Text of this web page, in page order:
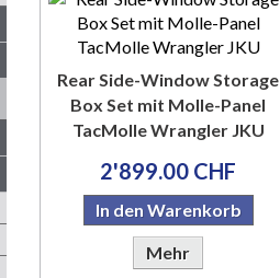
Rear Side-Window Storage
Box Set mit Molle-Panel
TacMolle Wrangler JKU
2'899.00 CHF
In den Warenkorb
Mehr